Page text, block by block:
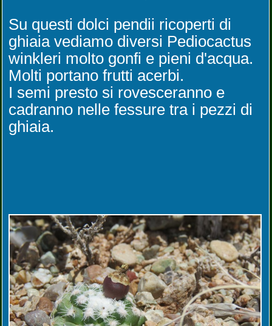
Su questi dolci pendii ricoperti di
ghiaia vediamo diversi Pediocactus
winkleri molto gonfi e pieni d'acqua.
Molti portano frutti acerbi.
I semi presto si rovesceranno e
cadranno nelle fessure tra i pezzi di
ghiaia.